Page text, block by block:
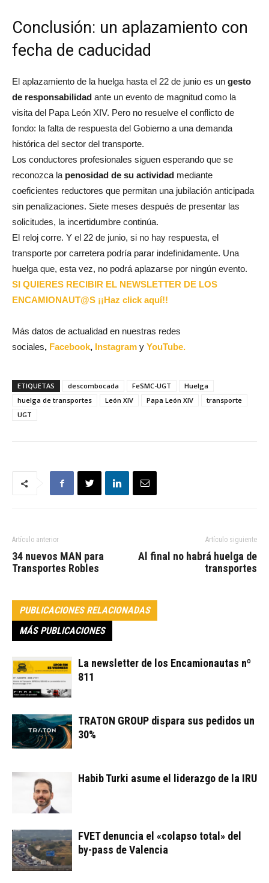
Conclusión: un aplazamiento con
fecha de caducidad
El aplazamiento de la huelga hasta el 22 de junio es un gesto
de responsabilidad ante un evento de magnitud como la
visita del Papa León XIV. Pero no resuelve el conflicto de
fondo: la falta de respuesta del Gobierno a una demanda
histórica del sector del transporte.
Los conductores profesionales siguen esperando que se
reconozca la penosidad de su actividad mediante
coeficientes reductores que permitan una jubilación anticipada
sin penalizaciones. Siete meses después de presentar las
solicitudes, la incertidumbre continúa.
El reloj corre. Y el 22 de junio, si no hay respuesta, el
transporte por carretera podría parar indefinidamente. Una
huelga que, esta vez, no podrá aplazarse por ningún evento.
SI QUIERES RECIBIR EL NEWSLETTER DE LOS
ENCAMIONAUT@S ¡¡Haz click aquí!!
Más datos de actualidad en nuestras redes
sociales, Facebook, Instagram y YouTube.
ETIQUETAS descombocada FeSMC-UGT
Huelga
huelga de transportes
León XIV Papa León XIV
transporte
UGT
Artículo anterior
34 nuevos MAN para
Transportes Robles
Artículo siguiente
Al final no habrá huelga de
transportes
PUBLICACIONES RELACIONADAS
MÁS PUBLICACIONES
La newsletter de los Encamionautas nº
811
TRATON GROUP dispara sus pedidos un
30%
Habib Turki asume el liderazgo de la IRU
FVET denuncia el «colapso total» del
by-pass de Valencia